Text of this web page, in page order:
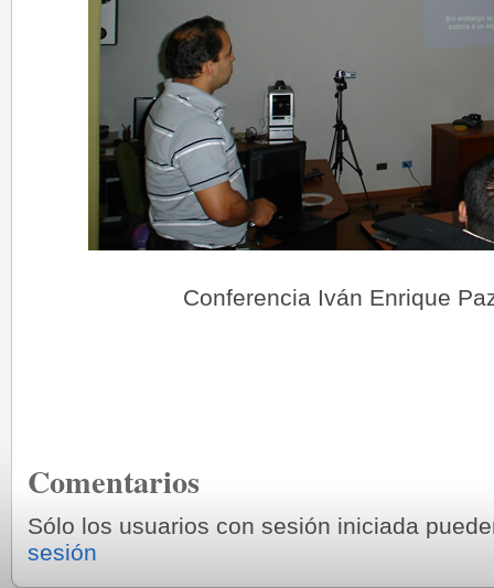
Conferencia Iván Enrique
Comentarios
Sólo los usuarios con sesión iniciada
sesión